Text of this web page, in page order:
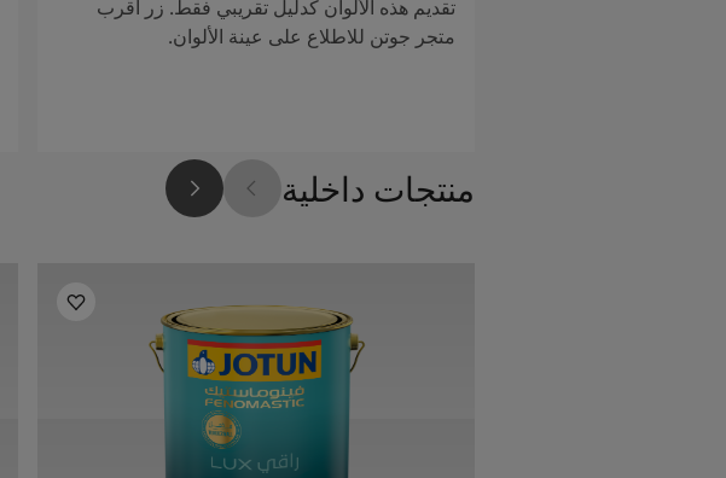
تقديم هذه الألوان كدليل تقريبي فقط. زر أقرب
متجر جوتن للاطلاع على عينة الألوان.
منتجات داخلية